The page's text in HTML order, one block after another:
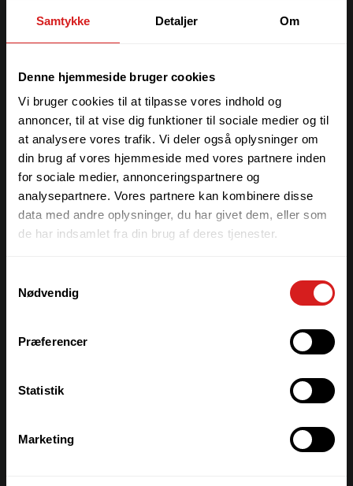
Samtykke Detaljer Om
Denne hjemmeside bruger cookies
Vi bruger cookies til at tilpasse vores indhold og
annoncer, til at vise dig funktioner til sociale medier og til
at analysere vores trafik. Vi deler også oplysninger om
din brug af vores hjemmeside med vores partnere inden
for sociale medier, annonceringspartnere og
analysepartnere. Vores partnere kan kombinere disse
data med andre oplysninger, du har givet dem, eller som
de har indsamlet fra din brug af deres tjenester.
Nødvendig
Præferencer
Statistik
Marketing